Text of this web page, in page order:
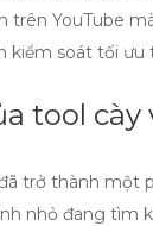
trên YouTube
kiểm soát tối
tool
trở thành một
nhỏ đang tìm